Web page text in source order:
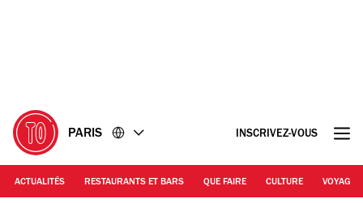
PARIS INSCRIVEZ-VOUS
ACTUALITÉS RESTAURANTS ET BARS QUE FAIRE CULTURE VOYAGE